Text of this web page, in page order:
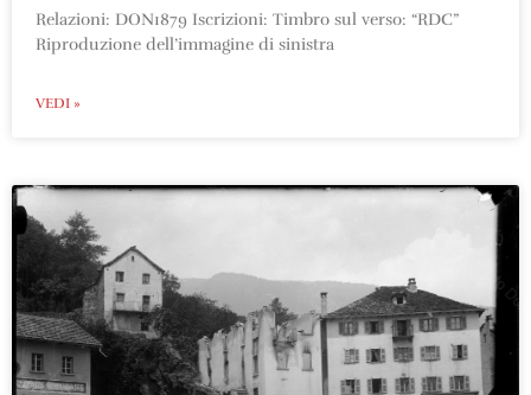
Relazioni: DON1879 Iscrizioni: Timbro sul verso: “RDC”
Riproduzione dell’immagine di sinistra
VEDI »